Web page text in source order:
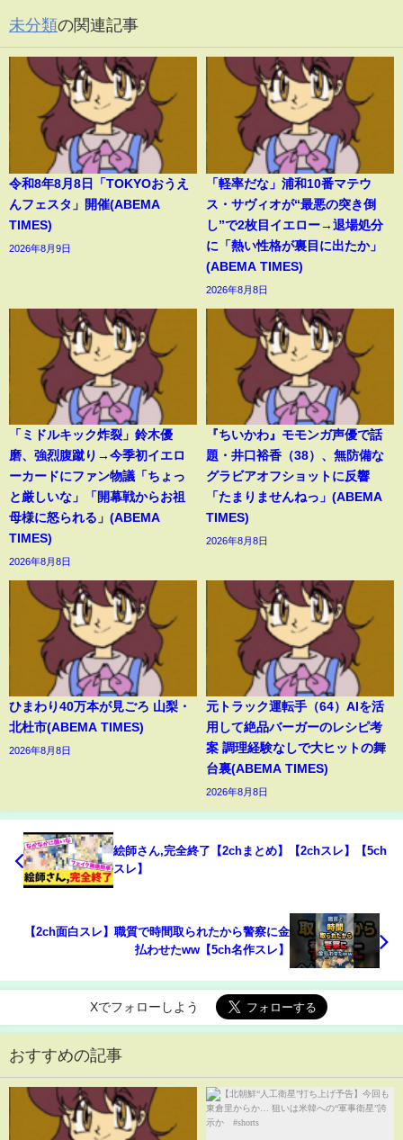
未分類の関連記事
令和8年8月8日「TOKYOおうえ
んフェスタ」開催(ABEMA
TIMES)
2026年8月9日
「軽率だな」浦和10番マテウ
ス・サヴィオが“最悪の突き倒
し”で2枚目イエロー→退場処分
に「熱い性格が裏目に出たか」
(ABEMA TIMES)
2026年8月8日
「ミドルキック炸裂」鈴木優
磨、強烈腹蹴り→今季初イエロ
ーカードにファン物議「ちょっ
と厳しいな」「開幕戦からお祖
母様に怒られる」(ABEMA
TIMES)
2026年8月8日
『ちいかわ』モモンガ声優で話
題・井口裕香（38）、無防備な
グラビアオフショットに反響
「たまりませんねっ」(ABEMA
TIMES)
2026年8月8日
ひまわり40万本が見ごろ 山梨・
北杜市(ABEMA TIMES)
2026年8月8日
元トラック運転手（64）AIを活
用して絶品バーガーのレシピ考
案 調理経験なしで大ヒットの舞
台裏(ABEMA TIMES)
2026年8月8日
絵師さん,完全終了【2chまとめ】【2chスレ】【5ch
スレ】
【2ch面白スレ】職質で時間取られたから警察に金
払わせたww【5ch名作スレ】
Xでフォローしよう
おすすめの記事